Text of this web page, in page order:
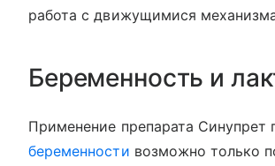
работа с движущимися
Беременность и
Применение препарата Синупрет
беременности возможно только